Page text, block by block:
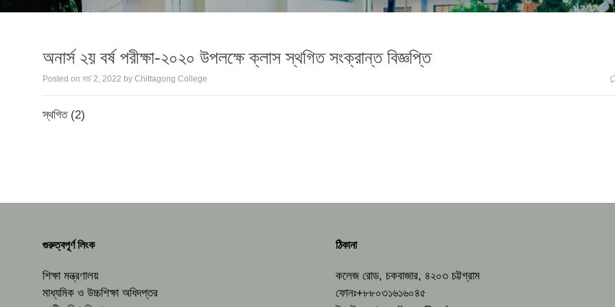
অনার্স ২য় বর্ষ পরীক্ষা-২০২০ উপলক্ষে ক্লাস স্থগিত সংক্রান্ত বিজ্ঞপ্তি
Posted on মার্চ 2, 2022 by Chittagong College
স্থগিত (2)
গুরুত্বপূর্ণ লিংক
শিক্ষা মন্ত্রণালয়
মাধ্যমিক ও উচ্চশিক্ষা অধিদপ্তর
ঠিকানা
কলেজ রোড, চকবাজার, ৪২০৩ চট্টগ্রাম
ফোনঃ+৮৮০৩১৬১৬০৪৫